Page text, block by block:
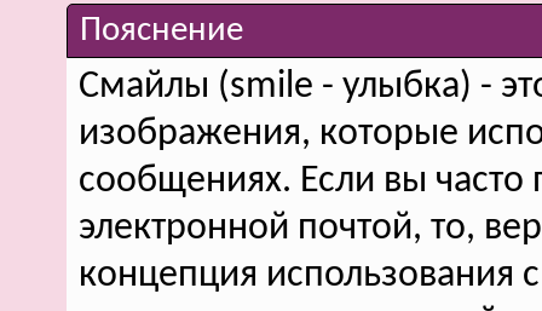
Пояснение
Смайлы (smile - улыбка) -
изображения, которые
сообщениях. Если вы часто
электронной почтой, то,
концепция